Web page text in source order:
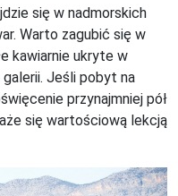
się w nadmorskich
Warto zagubić się w
kawiarnie ukryte w
Jeśli pobyt na
przynajmniej pół
się wartościową lekcją